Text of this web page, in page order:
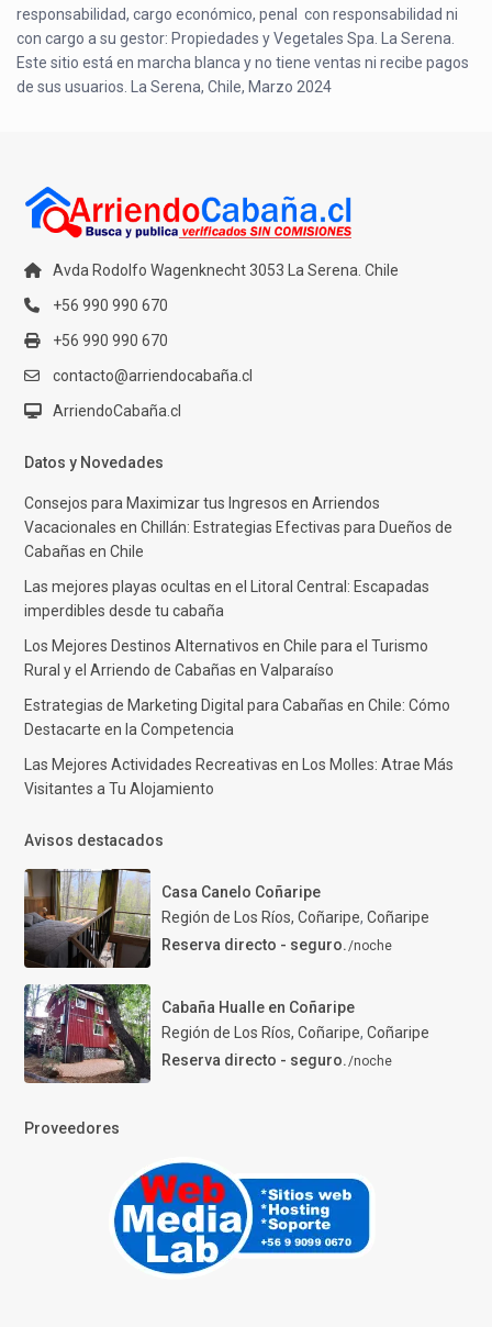
responsabilidad, cargo económico, penal con responsabilidad ni
con cargo a su gestor: Propiedades y Vegetales Spa. La Serena.
Este sitio está en marcha blanca y no tiene ventas ni recibe pagos
de sus usuarios. La Serena, Chile, Marzo 2024
Avda Rodolfo Wagenknecht 3053 La Serena. Chile
+56 990 990 670
+56 990 990 670
contacto@arriendocabaña.cl
ArriendoCabaña.cl
Datos y Novedades
Consejos para Maximizar tus Ingresos en Arriendos
Vacacionales en Chillán: Estrategias Efectivas para Dueños de
Cabañas en Chile
Las mejores playas ocultas en el Litoral Central: Escapadas
imperdibles desde tu cabaña
Los Mejores Destinos Alternativos en Chile para el Turismo
Rural y el Arriendo de Cabañas en Valparaíso
Estrategias de Marketing Digital para Cabañas en Chile: Cómo
Destacarte en la Competencia
Las Mejores Actividades Recreativas en Los Molles: Atrae Más
Visitantes a Tu Alojamiento
Avisos destacados
Casa Canelo Coñaripe
Región de Los Ríos, Coñaripe, Coñaripe
Reserva directo - seguro./noche
Cabaña Hualle en Coñaripe
Región de Los Ríos, Coñaripe, Coñaripe
Reserva directo - seguro./noche
Proveedores